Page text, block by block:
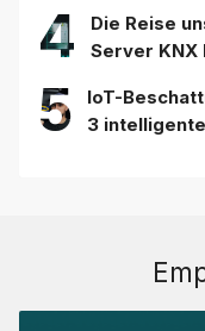
4
Die Reise
Server KNX
5
IoT-
3